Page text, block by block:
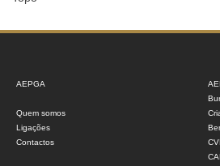
AEPGA
Quem somos
Ligações
Contactos